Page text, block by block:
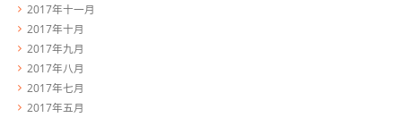
2017年十一月
2017年十月
2017年九月
2017年八月
2017年七月
2017年五月